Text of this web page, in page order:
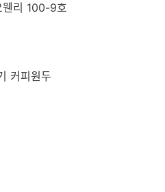
웬리 100-9호
커피원두